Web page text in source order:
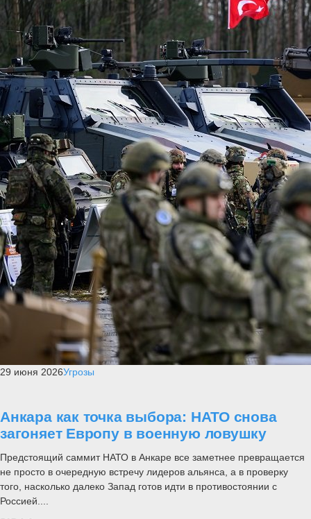
29 июня 2026Угрозы
Анкара как точка выбора: НАТО снова
загоняет Европу в военную ловушку
Предстоящий саммит НАТО в Анкаре все заметнее превращается
не просто в очередную встречу лидеров альянса, а в проверку
того, насколько далеко Запад готов идти в противостоянии с
Россией....